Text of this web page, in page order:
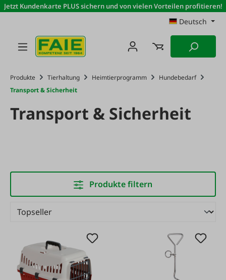
Zum Hauptinhalt springen
Jetzt Kundenkarte PLUS sichern und von vielen Vorteilen profitieren!
Deutsch
Produkte Tierhaltung Heimtierprogramm
Hundebedarf
Transport & Sicherheit
Transport & Sicherheit
Produkte filtern